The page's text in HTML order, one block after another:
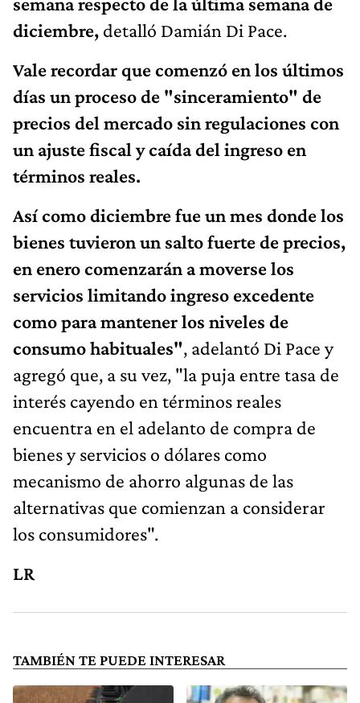
diciembre, detalló Damián Di Pace.
Vale recordar que comenzó en los últimos
días un proceso de "sinceramiento" de
precios del mercado sin regulaciones con
un ajuste fiscal y caída del ingreso en
términos reales.
Así como diciembre fue un mes donde los
bienes tuvieron un salto fuerte de precios,
en enero comenzarán a moverse los
servicios limitando ingreso excedente
como para mantener los niveles de
consumo habituales", adelantó Di Pace y
agregó que, a su vez, "la puja entre tasa de
interés cayendo en términos reales
encuentra en el adelanto de compra de
bienes y servicios o dólares como
mecanismo de ahorro algunas de las
alternativas que comienzan a considerar
los consumidores".
LR
TAMBIÉN TE PUEDE INTERESAR